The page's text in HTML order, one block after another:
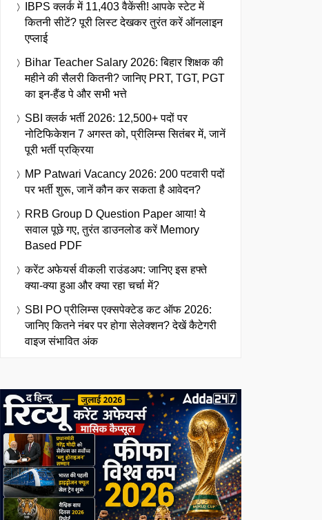
IBPS क्लर्क में 11,403 वैकेंसी! आपके स्टेट में
कितनी सीटें? पूरी लिस्ट देखकर तुरंत करें ऑनलाइन
एप्लाई
Bihar Teacher Salary 2026: बिहार शिक्षक की
महीने की सैलरी कितनी? जानिए PRT, TGT, PGT
का इन-हैंड पे और सभी भत्ते
SBI क्लर्क भर्ती 2026: 12,500+ पदों पर
नोटिफिकेशन 7 अगस्त को, प्रीलिम्स सितंबर में, जानें
पूरी भर्ती प्रक्रिया
MP Patwari Vacancy 2026: 200 पटवारी पदों
पर भर्ती शुरू, जानें कौन कर सकता है आवेदन?
RRB Group D Question Paper आया! ये
सवाल पूछे गए, तुरंत डाउनलोड करें Memory
Based PDF
करेंट अफेयर्स वीकली राउंडअप: जानिए इस हफ्ते
क्या-क्या हुआ और क्या रहा चर्चा में?
SBI PO प्रीलिम्स एक्सपेक्टेड कट ऑफ 2026:
जानिए कितने नंबर पर होगा सेलेक्शन? देखें कैटेगरी
वाइज संभावित अंक